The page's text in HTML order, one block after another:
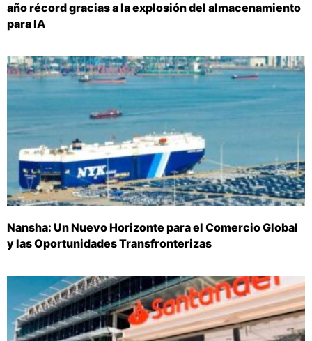
año récord gracias a la explosión del almacenamiento
para IA
Nansha: Un Nuevo Horizonte para el Comercio Global
y las Oportunidades Transfronterizas